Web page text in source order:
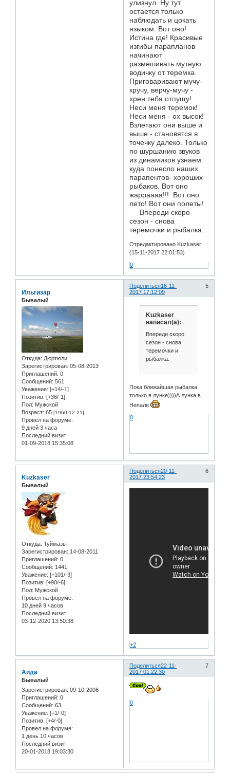
улизнул. Ну тут
остается только
наблюдать и цокать
языком. Вот оно!
Истина где! Красивые
изгибы парапланов
начинают
размешивать мутную
водичку от теремка.
Приговаривают мучу-
кручу, верчу-мучу -
хрен тебя отпущу!
Неси меня теремок!
Неси меня - ох высок!
Взлетают они выше и
выше - становятся в
точечку далеко. Только
по шуршанию звуков
из динамиков узнаем
куда понесло наших
парапентов- хороших
рыбаков. Вот оно
жарраааа!!! Вот оно
лето! Вот они полеты!
Впереди скоро
сезон - снова
теремочки и рыбалка.
Отредактировано Kuzkaser
(15-11-2017 22:01:53)
0
Поделиться 5
16-11-
2017 17:12:09
Ильгизар
Бывалый
Откуда: Дюртюли
Зарегистрирован: 05-08-2013
Приглашений: 0
Сообщений: 561
Уважение: [+14/-1]
Позитив: [+36/-1]
Пол: Мужской
Возраст: 65 [1960-12-21]
Провел на форуме:
9 дней 3 часа
Последний визит:
01-09-2018 15:35:08
Kuzkaser
написал(а):
Впереди скоро
сезон - снова
теремочки и
рыбалка.
Пока ближайшая рыбалка
только в лунке))))А лунка в
Непале
0
Поделиться 6
20-11-
2017 23:54:23
Kuzkaser
Бывалый
Откуда: Туймазы
Зарегистрирован: 14-08-2011
Приглашений: 0
Сообщений: 1441
Уважение: [+101/-3]
Позитив: [+90/-6]
Пол: Мужской
Провел на форуме:
10 дней 9 часов
Последний визит:
03-12-2020 13:50:38
+2
Поделиться 7
22-11-
2017 01:22:30
Аида
Бывалый
Зарегистрирован: 09-10-2006
Приглашений: 0
Сообщений: 63
Уважение: [+1/-0]
Позитив: [+4/-0]
Провел на форуме:
1 день 10 часов
Последний визит:
20-01-2018 19:03:30
0